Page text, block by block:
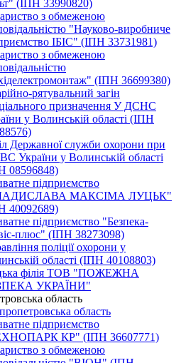
(ІПН 33990820)
з обмеженою
"Науково-виробниче
ІБІС" (ІПН 33731981)
з oбмeжeнoю
(ІПН 36699380)
рятувальний загін
призначення У ДСНС
у Волинській області (ІПН
Державної служби охорони при
України у Волинській області
08596848)
підприємство
МАКСІМА ЛУЦЬК"
40092689)
пiдпpиємcтвo "Безпека-
плюс" (ІПН 38273098)
поліції охорони у
області (ІПН 40108803)
філія ТОВ "ПОЖЕЖНА
УКРАЇНИ"
область
область
пiдпpиємcтвo
КР" (ІПН 36607771)
з обмеженою